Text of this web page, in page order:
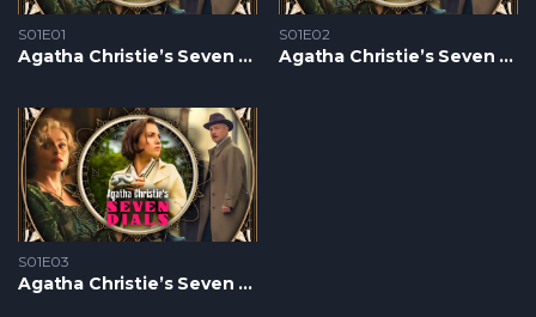
S01E01
Agatha Christie’s Seven Dials S1 – Epizoda 01
S01E02
Agatha Christie’s Seven Dials S1 – Epizoda 02
S01E03
Agatha Christie’s Seven Dials S1 – Epizoda 03